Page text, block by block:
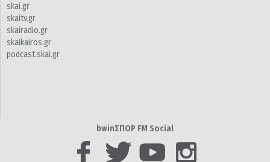
skai.gr
skaitv.gr
skairadio.gr
skaikairos.gr
podcast.skai.gr
bwinΣΠΟΡ FM Social